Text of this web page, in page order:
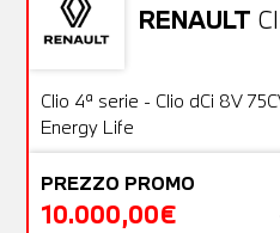
RENAULT
Usato
Clio 4ª serie - Clio dCi 8V
Energy Life
PREZZO PROMO
10.000,00€